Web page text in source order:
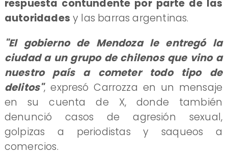
respuesta contundente por parte de las
autoridades y las barras argentinas.
"El gobierno de Mendoza le entregó la
ciudad a un grupo de chilenos que vino a
nuestro país a cometer todo tipo de
delitos", expresó Carrozza en un mensaje
en su cuenta de X, donde también
denunció casos de agresión sexual,
golpizas a periodistas y saqueos a
comercios.